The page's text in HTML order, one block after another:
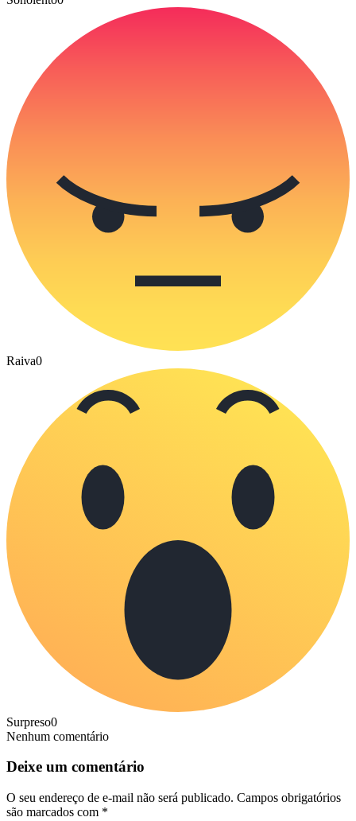
Raiva0
Surpreso0
Nenhum comentário
Deixe um comentário
O seu endereço de e-mail não será publicado. Campos obrigatórios
são marcados com *